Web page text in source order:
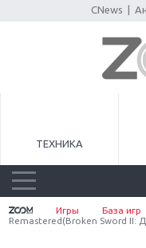
CNews
ТЕХНИКА
Игры База игр
Remastered(Broken Sword II: